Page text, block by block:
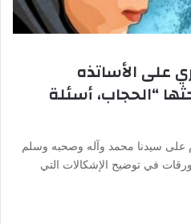
على الأساتذه
“الحجاب، أسئلة
على سيدنا محمد وآله وصحبه وسلم
ورقات في توضيح الإشكالات التي